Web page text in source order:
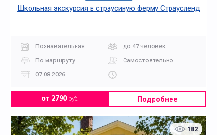
Школьная экскурсия в страусиную ферму Страусленд
Познавательная
до 47 человек
По маршруту
Самостоятельно
07.08.2026
от 2790руб. Подробнее
182